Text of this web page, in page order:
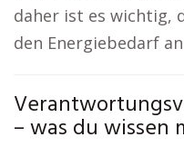
daher ist es wichtig,
den Energiebedarf
– was du wissen